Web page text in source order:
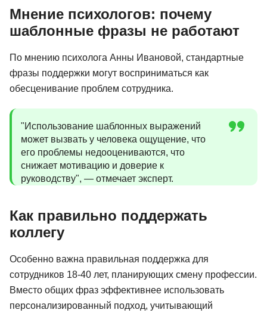
Мнение психологов: почему
шаблонные фразы не работают
По мнению психолога Анны Ивановой, стандартные
фразы поддержки могут восприниматься как
обесценивание проблем сотрудника.
"Использование шаблонных выражений
может вызвать у человека ощущение, что
его проблемы недооцениваются, что
снижает мотивацию и доверие к
руководству", — отмечает эксперт.
Как правильно поддержать
коллегу
Особенно важна правильная поддержка для
сотрудников 18-40 лет, планирующих смену профессии.
Вместо общих фраз эффективнее использовать
персонализированный подход, учитывающий